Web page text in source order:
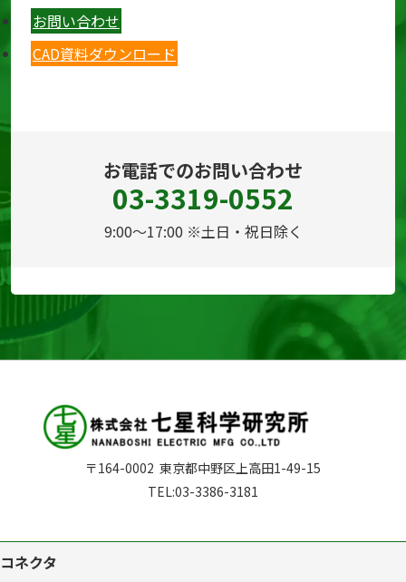
お問い合わせ
CAD資料ダウンロード
お電話でのお問い合わせ
03-3319-0552
9:00～17:00 ※土日・祝日除く
〒164-0002 東京都中野区上高田1-49-15
TEL:03-3386-3181
コネクタ